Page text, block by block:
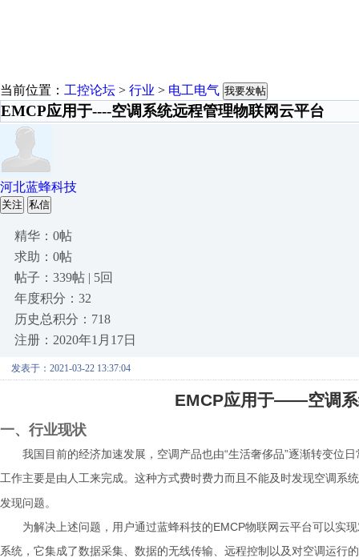
当前位置： 工控论坛 > 行业 > 电工电气 我要发帖
EMCP应用于----空调系统远程管理物联网云平台
河北蓝蜂科技
关注 私信
精华：0帖
求助：0帖
帖子：339帖 | 5回
年度积分：32
历史总积分：718
注册：2020年1月17日
发表于：2021-03-22 13:37:04
EMCP应用于——空调系
一、行业现状
我国目前的经济加速发展，空调产品也由“生活奢侈品”逐渐转变位
工作主要是由人工来完成。这种方式费时费力而且不能及时发现空调系
发现问题。
为解决上述问题，用户通过蓝蜂科技的EMCP物联网云平台可以实
系统，它集成了数据采集、数据的无线传输、远程控制以及对空调运行